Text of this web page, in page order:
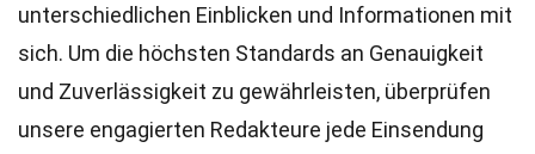
unterschiedlichen Einblicken und Informationen mit
sich. Um die höchsten Standards an Genauigkeit
und Zuverlässigkeit zu gewährleisten, überprüfen
unsere engagierten Redakteure jede Einsendung